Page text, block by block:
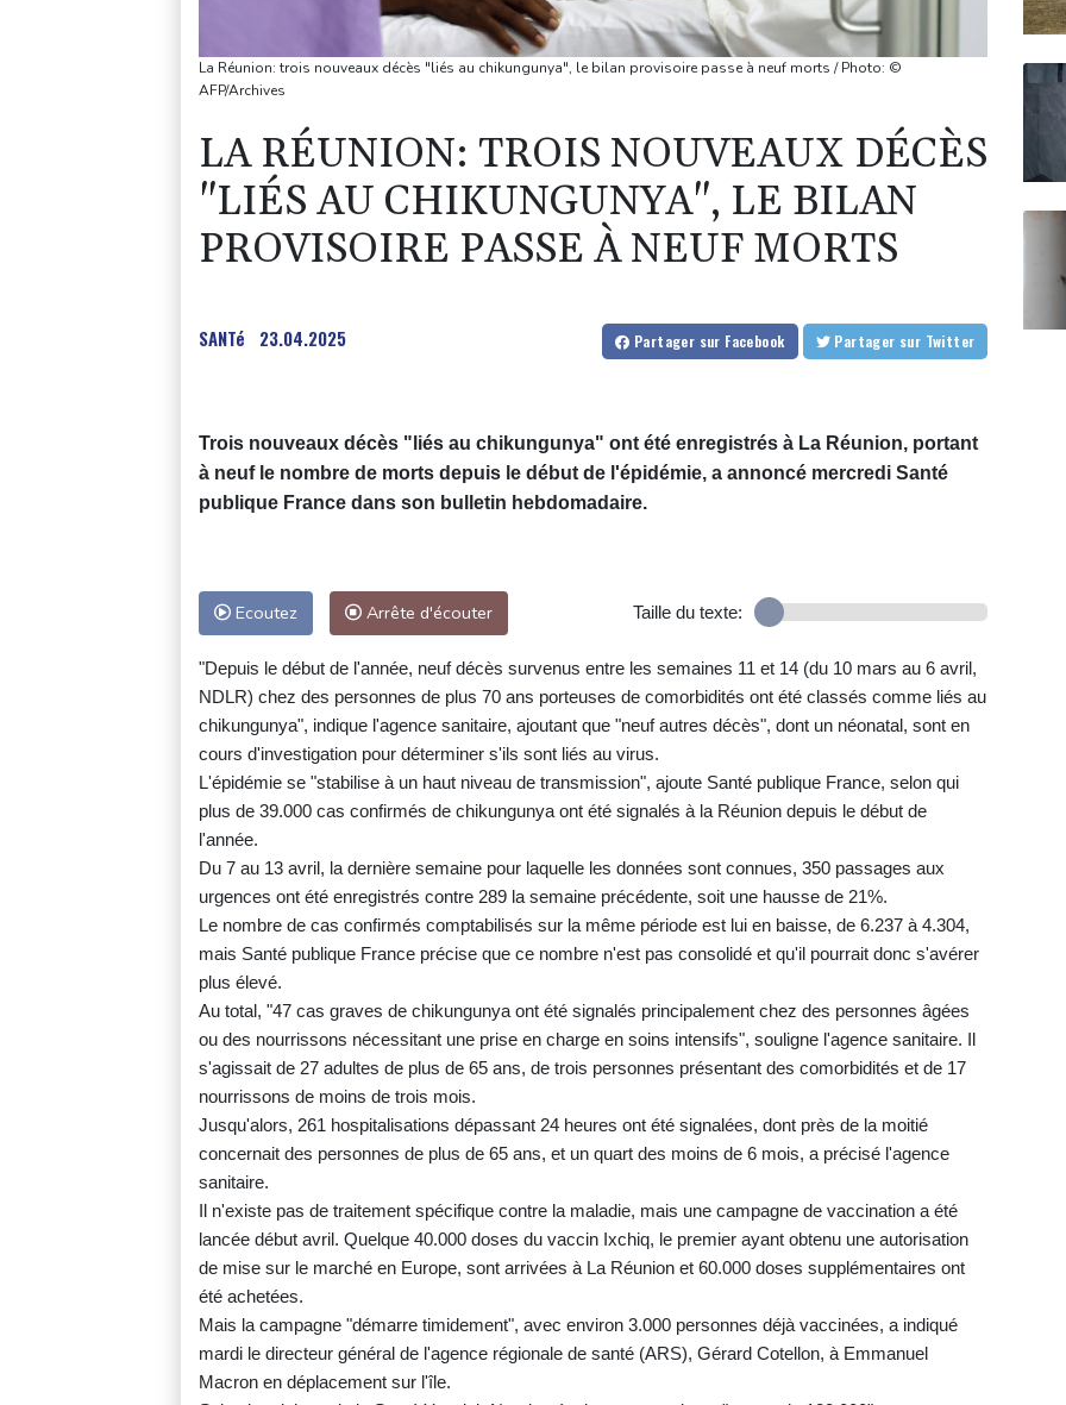
La Réunion: trois nouveaux décès "liés au chikungunya", le bilan provisoire passe à neuf morts / Photo: ©
AFP/Archives
LA RÉUNION: TROIS NOUVEAUX DÉCÈS
"LIÉS AU CHIKUNGUNYA", LE BILAN
PROVISOIRE PASSE À NEUF MORTS
SANTé 23.04.2025 Partager sur Facebook Partager sur Twitter
Trois nouveaux décès "liés au chikungunya" ont été enregistrés à La Réunion, portant
à neuf le nombre de morts depuis le début de l'épidémie, a annoncé mercredi Santé
publique France dans son bulletin hebdomadaire.
Ecoutez Arrête d'écouter Taille du texte:
"Depuis le début de l'année, neuf décès survenus entre les semaines 11 et 14 (du 10 mars au 6 avril,
NDLR) chez des personnes de plus 70 ans porteuses de comorbidités ont été classés comme liés au
chikungunya", indique l'agence sanitaire, ajoutant que "neuf autres décès", dont un néonatal, sont en
cours d'investigation pour déterminer s'ils sont liés au virus.
L'épidémie se "stabilise à un haut niveau de transmission", ajoute Santé publique France, selon qui
plus de 39.000 cas confirmés de chikungunya ont été signalés à la Réunion depuis le début de
l'année.
Du 7 au 13 avril, la dernière semaine pour laquelle les données sont connues, 350 passages aux
urgences ont été enregistrés contre 289 la semaine précédente, soit une hausse de 21%.
Le nombre de cas confirmés comptabilisés sur la même période est lui en baisse, de 6.237 à 4.304,
mais Santé publique France précise que ce nombre n'est pas consolidé et qu'il pourrait donc s'avérer
plus élevé.
Au total, "47 cas graves de chikungunya ont été signalés principalement chez des personnes âgées
ou des nourrissons nécessitant une prise en charge en soins intensifs", souligne l'agence sanitaire. Il
s'agissait de 27 adultes de plus de 65 ans, de trois personnes présentant des comorbidités et de 17
nourrissons de moins de trois mois.
Jusqu'alors, 261 hospitalisations dépassant 24 heures ont été signalées, dont près de la moitié
concernait des personnes de plus de 65 ans, et un quart des moins de 6 mois, a précisé l'agence
sanitaire.
Il n'existe pas de traitement spécifique contre la maladie, mais une campagne de vaccination a été
lancée début avril. Quelque 40.000 doses du vaccin Ixchiq, le premier ayant obtenu une autorisation
de mise sur le marché en Europe, sont arrivées à La Réunion et 60.000 doses supplémentaires ont
été achetées.
Mais la campagne "démarre timidement", avec environ 3.000 personnes déjà vaccinées, a indiqué
mardi le directeur général de l'agence régionale de santé (ARS), Gérard Cotellon, à Emmanuel
Macron en déplacement sur l'île.